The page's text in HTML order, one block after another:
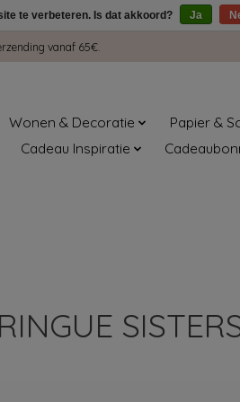
vanaf 65€.
Wonen & Decoratie Papier &
Cadeau Inspiratie
te verbeteren. Is dat akkoord? Ja